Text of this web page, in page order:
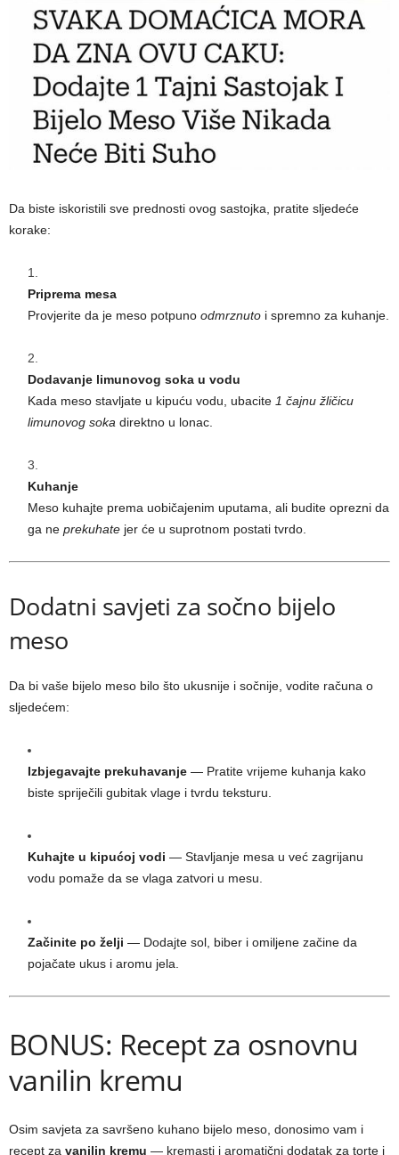
Da biste iskoristili sve prednosti ovog sastojka, pratite sljedeće
korake:
Priprema mesa
Provjerite da je meso potpuno odmrznuto i spremno za kuhanje.
Dodavanje limunovog soka u vodu
Kada meso stavljate u kipuću vodu, ubacite 1 čajnu žličicu
limunovog soka direktno u lonac.
Kuhanje
Meso kuhajte prema uobičajenim uputama, ali budite oprezni da
ga ne prekuhate jer će u suprotnom postati tvrdo.
Dodatni savjeti za sočno bijelo
meso
Da bi vaše bijelo meso bilo što ukusnije i sočnije, vodite računa o
sljedećem:
Izbjegavajte prekuhavanje — Pratite vrijeme kuhanja kako
biste spriječili gubitak vlage i tvrdu teksturu.
Kuhajte u kipućoj vodi — Stavljanje mesa u već zagrijanu
vodu pomaže da se vlaga zatvori u mesu.
Začinite po želji — Dodajte sol, biber i omiljene začine da
pojačate ukus i aromu jela.
BONUS: Recept za osnovnu
vanilin kremu
Osim savjeta za savršeno kuhano bijelo meso, donosimo vam i
recept za vanilin kremu — kremasti i aromatični dodatak za torte i